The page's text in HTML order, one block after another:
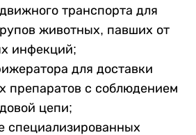
транспорта для
животных, павших от
инфекций;
для доставки
препаратов с соблюдением
цепи;
специализированных